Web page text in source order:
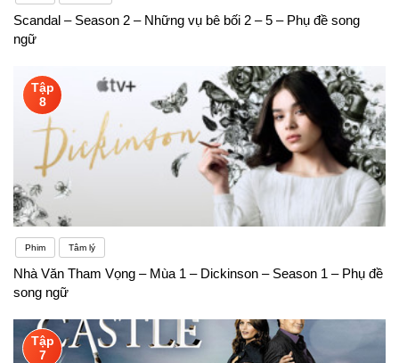
Scandal – Season 2 – Những vụ bê bối 2 – 5 – Phụ đề song
ngữ
Tập
8
Phim Tâm lý
Nhà Văn Tham Vọng – Mùa 1 – Dickinson – Season 1 – Phụ đề
song ngữ
Tập
7